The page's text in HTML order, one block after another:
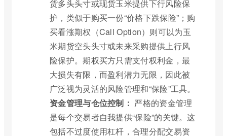
货多头头寸或现货玉米提供下行风险保
护，类似于购买一份“价格下跌保险”；购
买看涨期权（Call Option）则可以为玉
米期货空头头寸或未来采购提供上行风
险保护。期权买方只需支付权利金，最
大损失有限，而盈利潜力无限，因此被
广泛视为灵活的风险管理和“保险”工具。
资金管理与仓位控制： 严格的资金管理
是每个交易者自我提供“保险”的关键。这
包括不过度使用杠杆，合理分配交易资